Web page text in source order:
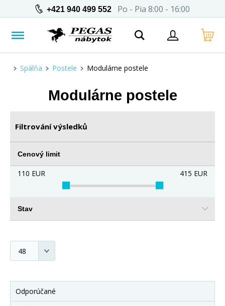
+421 940 499 552 Po - Pia 8:00 - 16:00
Spálňa Postele Modulárne postele
Modulárne postele
Filtrování výsledků
Cenový limit
110 EUR 415 EUR
Stav
Odporúčané